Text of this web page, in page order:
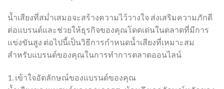
น้ำเสียงที่สม่ำเสมอจะสร้างความไว้วางใจ ส่งเสริมความภักดี
ต่อแบรนด์และช่วยให้ธุรกิจของคุณโดดเด่นในตลาดที่มีการ
แข่งขันสูง ต่อไปนี้เป็นวิธีการกำหนดน้ำเสียงที่เหมาะสม
สำหรับแบรนด์ของคุณในการทำการตลาดออนไลน์
1. เข้าใจอัตลักษณ์ของแบรนด์ของคุณ